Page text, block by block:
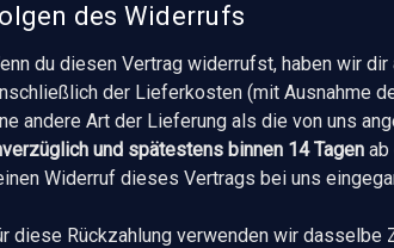
des Widerrufs
du diesen Vertrag widerrufst, haben wir dir
der Lieferkosten (mit Ausnahme
andere Art der Lieferung als die von uns
und spätestens binnen 14 Tagen ab
Widerruf dieses Vertrags bei uns
diese Rückzahlung verwenden wir dasselbe